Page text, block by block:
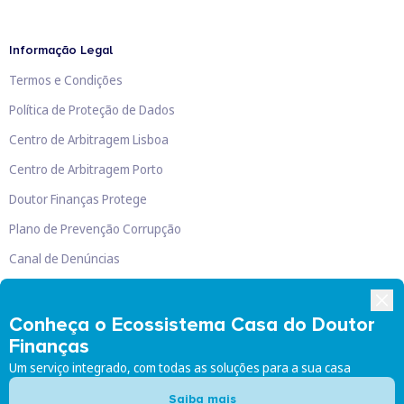
Conheça o Ecossistema Casa do Doutor
Finanças
Um serviço integrado, com todas as soluções para a sua casa
Saiba mais
Informação Legal
Termos e Condições
Política de Proteção de Dados
Centro de Arbitragem Lisboa
Centro de Arbitragem Porto
Doutor Finanças Protege
Plano de Prevenção Corrupção
Canal de Denúncias
Doutor Finanças, Lda